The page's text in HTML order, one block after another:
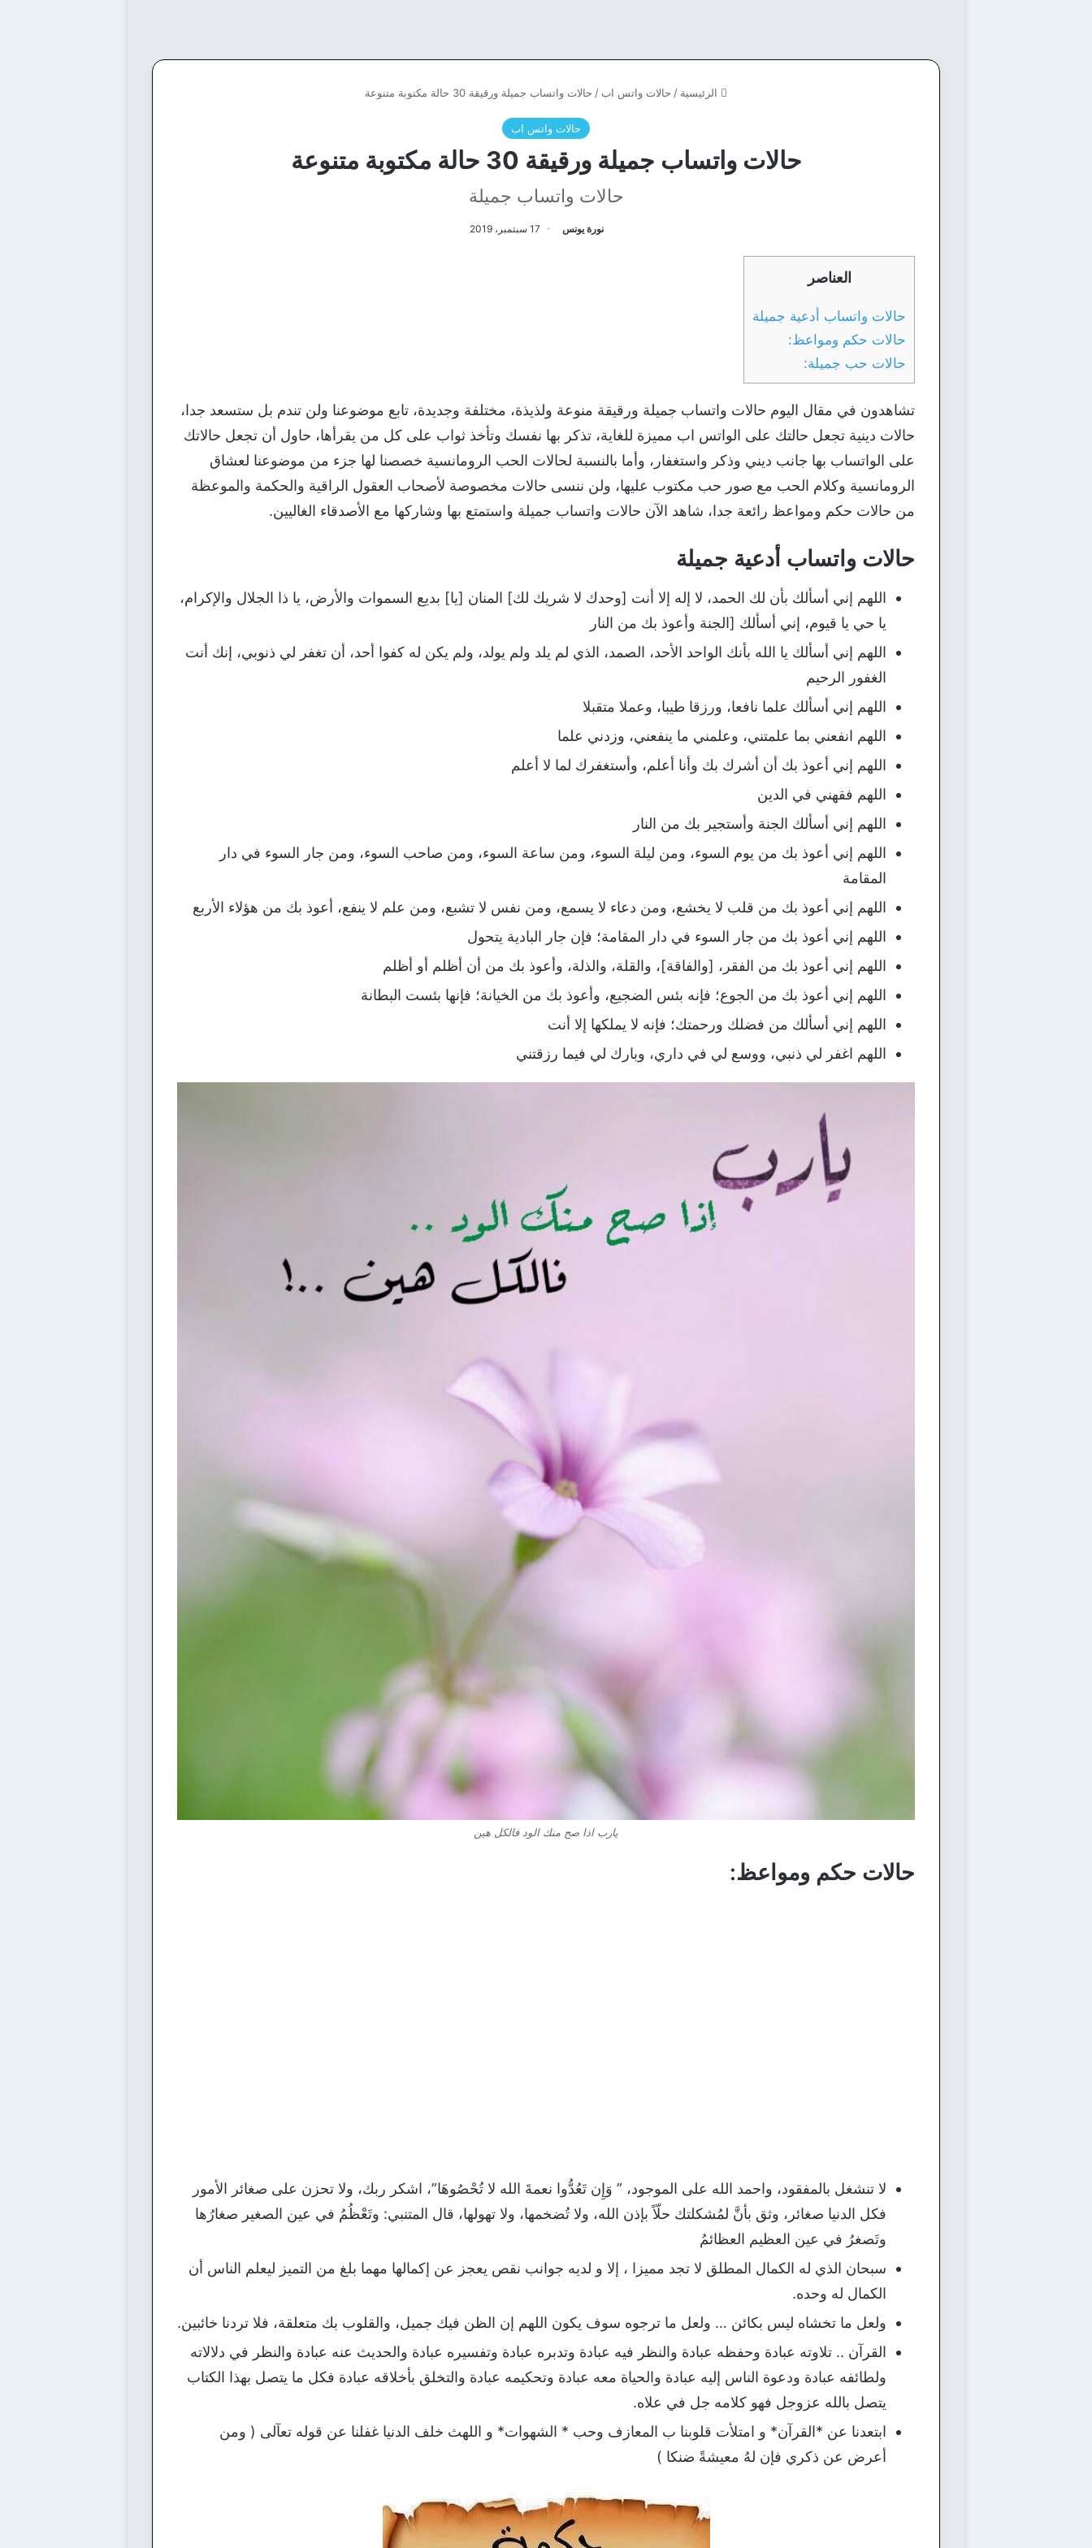
الرئيسية / حالات واتس اب / حالات واتساب جميلة ورقيقة 30 حالة مكتوبة متنوعة
حالات واتس اب
حالات واتساب جميلة ورقيقة 30 حالة مكتوبة متنوعة
حالات واتساب جميلة
نورة يونس 17 سبتمبر، 2019
العناصر
حالات واتساب أدعية جميلة
حالات حكم ومواعظ:
حالات حب جميلة:
تشاهدون في مقال اليوم حالات واتساب جميلة ورقيقة منوعة ولذيذة، مختلفة وجديدة، تابع موضوعنا ولن تندم بل ستسعد جدا،
حالات دينية تجعل حالتك على الواتس اب مميزة للغاية، تذكر بها نفسك وتأخذ ثواب على كل من يقرأها، حاول أن تجعل حالاتك
على الواتساب بها جانب ديني وذكر واستغفار، وأما بالنسبة لحالات الحب الرومانسية خصصنا لها جزء من موضوعنا لعشاق
الرومانسية وكلام الحب مع صور حب مكتوب عليها، ولن ننسى حالات مخصوصة لأصحاب العقول الراقية والحكمة والموعظة
من حالات حكم ومواعظ رائعة جدا، شاهد الآن حالات واتساب جميلة واستمتع بها وشاركها مع الأصدقاء الغاليين.
حالات واتساب أدعية جميلة
اللهم إني أسألك بأن لك الحمد، لا إله إلا أنت [وحدك لا شريك لك] المنان [يا] بديع السموات والأرض، يا ذا الجلال والإكرام،
يا حي يا قيوم، إني أسألك [الجنة وأعوذ بك من النار
اللهم إني أسألك يا الله بأنك الواحد الأحد، الصمد، الذي لم يلد ولم يولد، ولم يكن له كفوا أحد، أن تغفر لي ذنوبي، إنك أنت
الغفور الرحيم
اللهم إني أسألك علما نافعا، ورزقا طيبا، وعملا متقبلا
اللهم انفعني بما علمتني، وعلمني ما ينفعني، وزدني علما
اللهم إني أعوذ بك أن أشرك بك وأنا أعلم، وأستغفرك لما لا أعلم
اللهم فقهني في الدين
اللهم إني أسألك الجنة وأستجير بك من النار
اللهم إني أعوذ بك من يوم السوء، ومن ليلة السوء، ومن ساعة السوء، ومن صاحب السوء، ومن جار السوء في دار
المقامة
اللهم إني أعوذ بك من قلب لا يخشع، ومن دعاء لا يسمع، ومن نفس لا تشبع، ومن علم لا ينفع، أعوذ بك من هؤلاء الأربع
اللهم إني أعوذ بك من جار السوء في دار المقامة؛ فإن جار البادية يتحول
اللهم إني أعوذ بك من الفقر، [والفاقة]، والقلة، والذلة، وأعوذ بك من أن أظلم أو أظلم
اللهم إني أعوذ بك من الجوع؛ فإنه بئس الضجيع، وأعوذ بك من الخيانة؛ فإنها بئست البطانة
اللهم إني أسألك من فضلك ورحمتك؛ فإنه لا يملكها إلا أنت
اللهم اغفر لي ذنبي، ووسع لي في داري، وبارك لي فيما رزقتني
يارب اذا صح منك الود فالكل هين
حالات حكم ومواعظ:
لا تنشغل بالمفقود، واحمد الله على الموجود، ” وَإِن تَعُدُّوا نعمةَ الله لا تُحْصُوهَا”، اشكر ربك، ولا تحزن على صغائر الأمور
فكل الدنيا صغائر، وثق بأنَّ لمُشكلتك حلّاً بإذن الله، ولا تُضخمها، ولا تهولها، قال المتنبي: وتَعْظُمُ في عين الصغير صغارُها
وتَصغرُ في عين العظيم العظائمُ
سبحان الذي له الكمال المطلق لا تجد مميزا ، إلا و لديه جوانب نقص يعجز عن إكمالها مهما بلغ من التميز ليعلم الناس أن
الكمال له وحده.
ولعل ما تخشاه ليس بكائن … ولعل ما ترجوه سوف يكون اللهم إن الظن فيك جميل، والقلوب بك متعلقة، فلا تردنا خائبين.
القرآن .. تلاوته عبادة وحفظه عبادة والنظر فيه عبادة وتدبره عبادة وتفسيره عبادة والحديث عنه عبادة والنظر في دلالاته
ولطائفه عبادة ودعوة الناس إليه عبادة والحياة معه عبادة وتحكيمه عبادة والتخلق بأخلاقه عبادة فكل ما يتصل بهذا الكتاب
يتصل بالله عزوجل فهو كلامه جل في علاه.
ابتعدنا عن *القرآن* و امتلأت قلوبنا ب المعازف وحب * الشهوات* و اللهث خلف الدنيا غفلنا عن قوله تعآلى ( ومن
أعرض عن ذكري فإن لهُ معيشةً ضنكا )